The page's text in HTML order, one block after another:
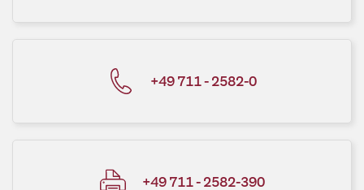
+49 711 - 2582-0
+49 711 - 2582-390